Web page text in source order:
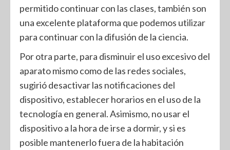
permitido continuar con las clases, también son
una excelente plataforma que podemos utilizar
para continuar con la difusión de la ciencia.
Por otra parte, para disminuir el uso excesivo del
aparato mismo como de las redes sociales,
sugirió desactivar las notificaciones del
dispositivo, establecer horarios en el uso de la
tecnología en general. Asimismo, no usar el
dispositivo a la hora de irse a dormir, y si es
posible mantenerlo fuera de la habitación